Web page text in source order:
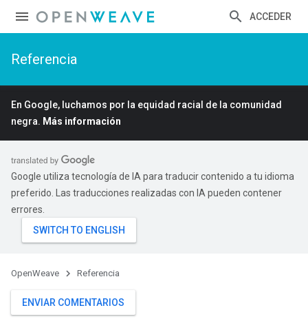
ACCEDER
Referencia
En Google, luchamos por la equidad racial de la comunidad
negra. Más información
Google utiliza tecnología de IA para traducir contenido a tu idioma
preferido. Las traducciones realizadas con IA pueden contener
errores.
OpenWeave Referencia
ENVIAR COMENTARIOS